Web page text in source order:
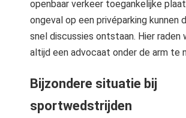
openbaar verkeer toegankelijke
ongeval op een privéparking kunnen
snel discussies ontstaan. Hier raden
altijd een advocaat onder de arm te
Bijzondere situatie bij
sportwedstrijden